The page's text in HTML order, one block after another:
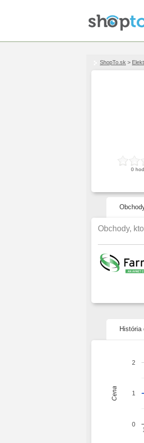
ShopTo.sk >
0
Obchody,
0
1
2
Cena